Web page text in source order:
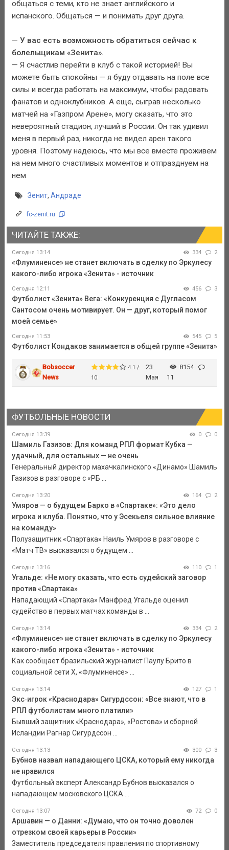
общаться с теми, кто не знает английского и
испанского. Общаться — и понимать друг друга.
— У вас есть возможность обратиться сейчас к
болельщикам «Зенита».
— Я счастлив перейти в клуб с такой историей! Вы
можете быть спокойны — я буду отдавать на поле все
силы и всегда работать на максимум, чтобы радовать
фанатов и одноклубников. А еще, сыграв несколько
матчей на «Газпром Арене», могу сказать, что это
невероятный стадион, лучший в России. Он так удивил
меня в первый раз, никогда не видел арен такого
уровня. Поэтому надеюсь, что мы все вместе проживем
на нем много счастливых моментов и отпразднуем на
нем
Зенит, Андраде
fc-zenit.ru
ЧИТАЙТЕ ТАКЖЕ:
Сегодня 13:14 334 2
«Флуминенсе» не станет включать в сделку по Эркулесу
какого-либо игрока «Зенита» - источник
Сегодня 12:11 456 3
Футболист «Зенита» Вега: «Конкуренция с Дугласом
Сантосом очень мотивирует. Он — друг, который помог
моей семье»
Сегодня 11:53 545 5
Футболист Кондаков занимается в общей группе «Зенита»
Bobsoccer
News
4.1 /
10
23
Мая
8154
11
ФУТБОЛЬНЫЕ НОВОСТИ
Сегодня 13:39 0 0
Шамиль Газизов: Для команд РПЛ формат Кубка —
удачный, для остальных — не очень
Генеральный директор махачкалинского «Динамо» Шамиль
Газизов в разговоре с «РБ ...
Сегодня 13:20 164 2
Умяров — о будущем Барко в «Спартаке»: «Это дело
игрока и клуба. Понятно, что у Эсекьеля сильное влияние
на команду»
Полузащитник «Спартака» Наиль Умяров в разговоре с
«Матч ТВ» высказался о будущем ...
Сегодня 13:16 110 1
Угальде: «Не могу сказать, что есть судейский заговор
против «Спартака»
Нападающий «Спартака» Манфред Угальде оценил
судейство в первых матчах команды в ...
Сегодня 13:14 334 2
«Флуминенсе» не станет включать в сделку по Эркулесу
какого-либо игрока «Зенита» - источник
Как сообщает бразильский журналист Паулу Брито в
социальной сети Х, «Флуминенсе» ...
Сегодня 13:14 127 1
Экс‑игрок «Краснодара» Сигурдссон: «Все знают, что в
РПЛ футболистам много платили»
Бывший защитник «Краснодара», «Ростова» и сборной
Исландии Рагнар Сигурдссон ...
Сегодня 13:13 300 3
Бубнов назвал нападающего ЦСКА, который ему никогда
не нравился
Футбольный эксперт Александр Бубнов высказался о
нападающем московского ЦСКА ...
Сегодня 13:07 72 0
Аршавин — о Данни: «Думаю, что он точно доволен
отрезком своей карьеры в России»
Заместитель председателя правления по спортивному